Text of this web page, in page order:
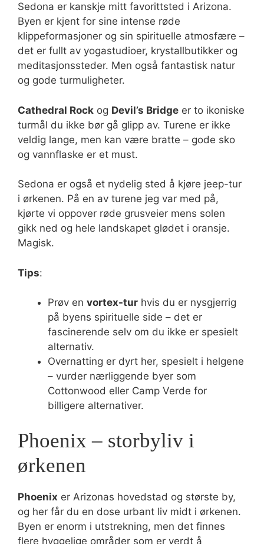
Sedona er kanskje mitt favorittsted i Arizona.
Byen er kjent for sine intense røde
klippeformasjoner og sin spirituelle atmosfære –
det er fullt av yogastudioer, krystallbutikker og
meditasjonssteder. Men også fantastisk natur
og gode turmuligheter.
Cathedral Rock og Devil’s Bridge er to ikoniske
turmål du ikke bør gå glipp av. Turene er ikke
veldig lange, men kan være bratte – gode sko
og vannflaske er et must.
Sedona er også et nydelig sted å kjøre jeep-tur
i ørkenen. På en av turene jeg var med på,
kjørte vi oppover røde grusveier mens solen
gikk ned og hele landskapet glødet i oransje.
Magisk.
Tips:
Prøv en vortex-tur hvis du er nysgjerrig
på byens spirituelle side – det er
fascinerende selv om du ikke er spesielt
alternativ.
Overnatting er dyrt her, spesielt i helgene
– vurder nærliggende byer som
Cottonwood eller Camp Verde for
billigere alternativer.
Phoenix – storbyliv i
ørkenen
Phoenix er Arizonas hovedstad og største by,
og her får du en dose urbant liv midt i ørkenen.
Byen er enorm i utstrekning, men det finnes
flere hyggelige områder som er verdt å